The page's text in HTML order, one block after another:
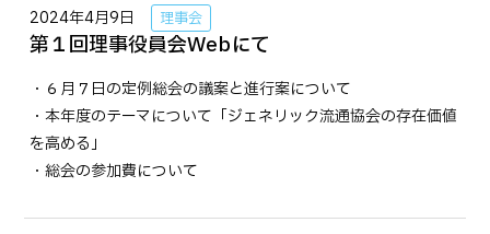
2024年4月9日 理事会
第１回理事役員会Webにて
・６月７日の定例総会の議案と進行案について
・本年度のテーマについて「ジェネリック流通協会の存在価値
を高める」
・総会の参加費について